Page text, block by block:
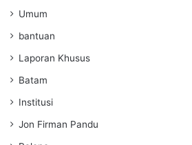
Umum
bantuan
Laporan Khusus
Batam
Institusi
Jon Firman Pandu